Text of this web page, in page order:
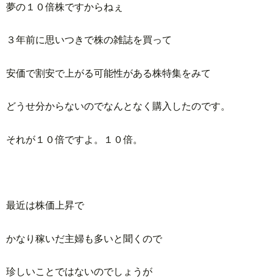
夢の１０倍株ですからねぇ
３年前に思いつきで株の雑誌を買って
安価で割安で上がる可能性がある株特集をみて
どうせ分からないのでなんとなく購入したのです。
それが１０倍ですよ。１０倍。
最近は株価上昇で
かなり稼いだ主婦も多いと聞くので
珍しいことではないのでしょうが